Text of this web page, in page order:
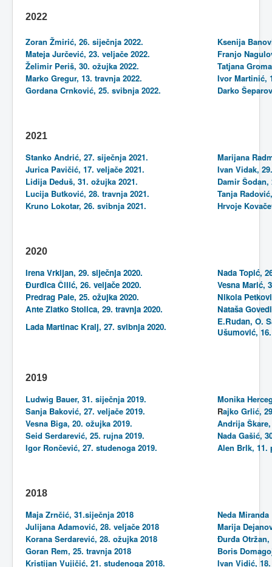
2022
Zoran Žmirić, 26. siječnja 2022.
Ksenija
Mateja Jurčević, 23. veljače 2022.
Franjo
Želimir Periš, 30. ožujka 2022.
Tatjana
Marko Gregur, 13. travnja 2022.
Ivor Martinić,
Gordana Crnković, 25. svibnja 2022.
Darko
2021
Stanko Andrić, 27. siječnja 2021.
Marijana
Jurica Pavičić, 17. veljače 2021.
Ivan Vidak,
Lidija Deduš, 31. ožujka 2021.
Damir Šodan,
Lucija Butković, 28. travnja 2021.
Tanja
Kruno Lokotar, 26. svibnja 2021.
Hrvoje
2020
Irena Vrkljan, 29. siječnja 2020.
Nada Topić,
Đurđica Čilić, 26. veljače 2020.
Vesna Marić,
Predrag Pale, 25. ožujka 2020.
Nikola
Ante Zlatko Stolica, 29. travnja 2020.
Nataša
Lada Martinac Kralj, 27. svibnja 2020.
E.Rudan, O.
Ušumović,
2019
Ludwig Bauer, 31. siječnja 2019.
Monika
Sanja Baković, 27. veljače 2019.
Rajko Grlić,
Vesna Biga, 20. ožujka 2019.
Andrija
Seid Serdarević, 25. rujna 2019.
Nada Gašić,
Igor Rončević, 27. studenoga 2019.
Alen Brlk, 11.
2018
Maja Zrnčić, 31.siječnja 2018
Neda
Julijana Adamović, 28. veljače 2018
Marija
Korana Serdarević, 28. ožujka 2018
Đurđa Otržan,
Goran Rem, 25. travnja 2018
Boris
Kristijan Vujičić, 21. studenoga 2018.
Ivan Vidić,